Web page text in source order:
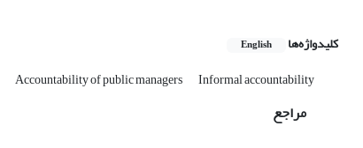
کلیدواژه‌ها English
Accountability of public managers Informal accountability
مراجع